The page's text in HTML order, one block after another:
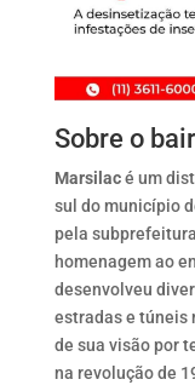
Sobre o
Marsilacé um
sul do município
pela
homenagem ao
desenvolveu
estradas e túneis
de sua visão por
na revolução de